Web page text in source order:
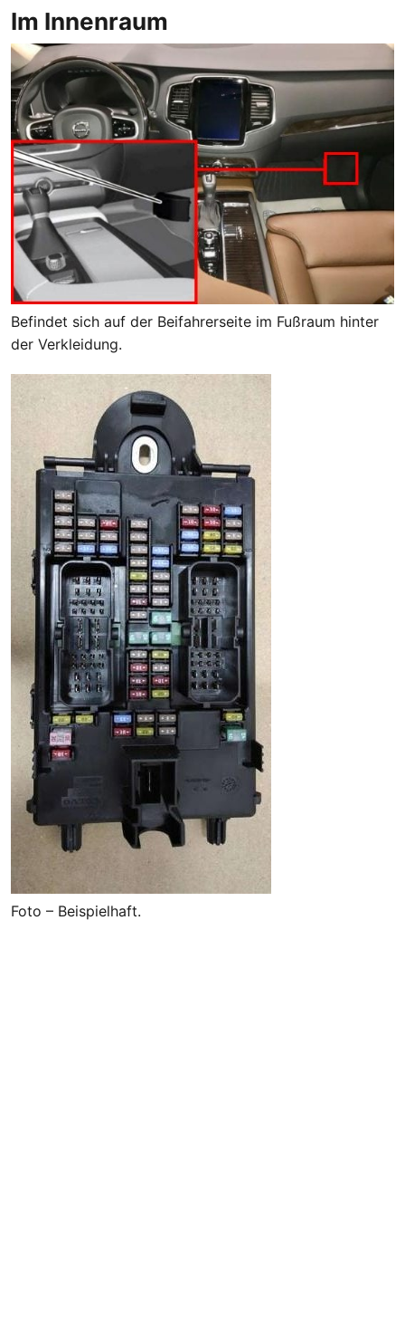
Im Innenraum
Befindet sich auf der Beifahrerseite im Fußraum hinter
der Verkleidung.
Foto – Beispielhaft.